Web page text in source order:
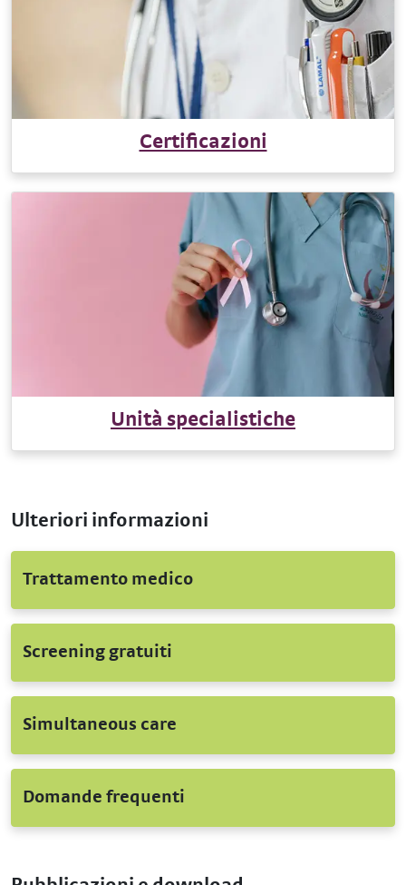
Certificazioni
Unità specialistiche
Ulteriori informazioni
Trattamento medico
Screening gratuiti
Simultaneous care
Domande frequenti